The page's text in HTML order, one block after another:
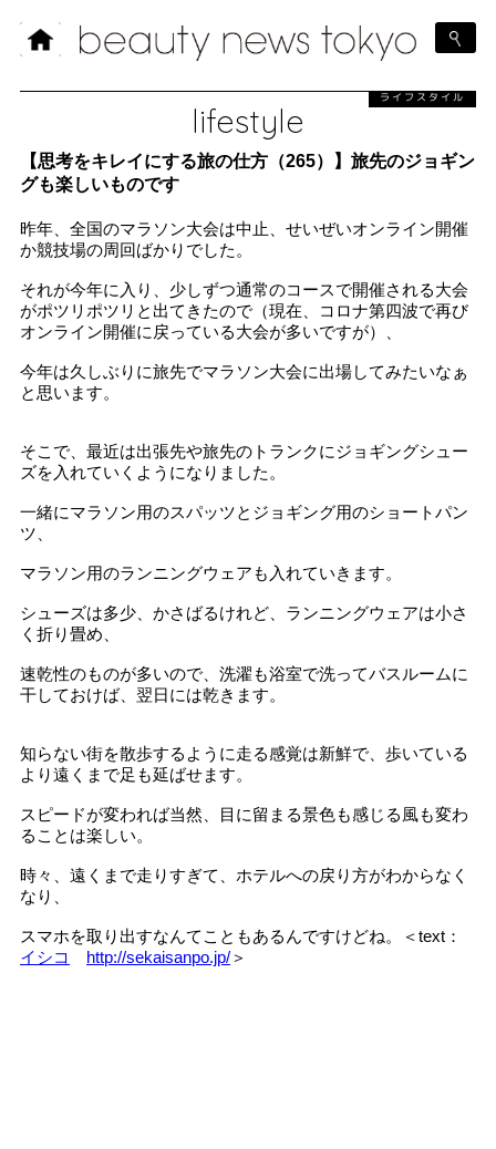
lifestyle
ライフスタイル
【思考をキレイにする旅の仕方（265）】旅先のジョギン
グも楽しいものです
昨年、全国のマラソン大会は中止、せいぜいオンライン開催
か競技場の周回ばかりでした。
それが今年に入り、少しずつ通常のコースで開催される大会
がポツリポツリと出てきたので（現在、コロナ第四波で再び
オンライン開催に戻っている大会が多いですが）、
今年は久しぶりに旅先でマラソン大会に出場してみたいなぁ
と思います。
そこで、最近は出張先や旅先のトランクにジョギングシュー
ズを入れていくようになりました。
一緒にマラソン用のスパッツとジョギング用のショートパン
ツ、
マラソン用のランニングウェアも入れていきます。
シューズは多少、かさばるけれど、ランニングウェアは小さ
く折り畳め、
速乾性のものが多いので、洗濯も浴室で洗ってバスルームに
干しておけば、翌日には乾きます。
知らない街を散歩するように走る感覚は新鮮で、歩いている
より遠くまで足も延ばせます。
スピードが変われば当然、目に留まる景色も感じる風も変わ
ることは楽しい。
時々、遠くまで走りすぎて、ホテルへの戻り方がわからなく
なり、
スマホを取り出すなんてこともあるんですけどね。＜text：
イシコ
http://sekaisanpo.jp/＞